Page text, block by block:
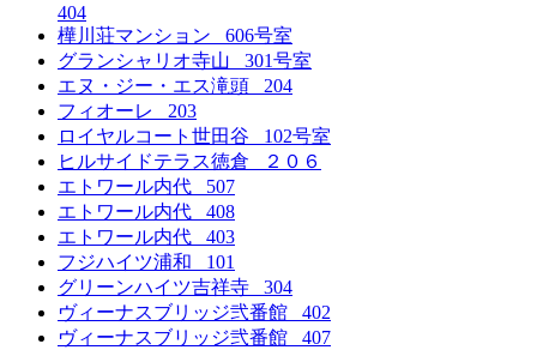
404
樺川荘マンション 606号室
グランシャリオ寺山 301号室
エヌ・ジー・エス滝頭 204
フィオーレ 203
ロイヤルコート世田谷 102号室
ヒルサイドテラス徳倉 ２０６
エトワール内代 507
エトワール内代 408
エトワール内代 403
フジハイツ浦和 101
グリーンハイツ吉祥寺 304
ヴィーナスブリッジ弐番館 402
ヴィーナスブリッジ弐番館 407